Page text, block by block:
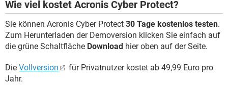
Wie viel kostet Acronis Cyber Protect?
Sie können Acronis Cyber Protect 30 Tage kostenlos testen.
Zum Herunterladen der Demoversion klicken Sie einfach auf
die grüne Schaltfläche Download hier oben auf der Seite.
Die Vollversion
für Privatnutzer kostet ab 49,99 Euro pro
Jahr.